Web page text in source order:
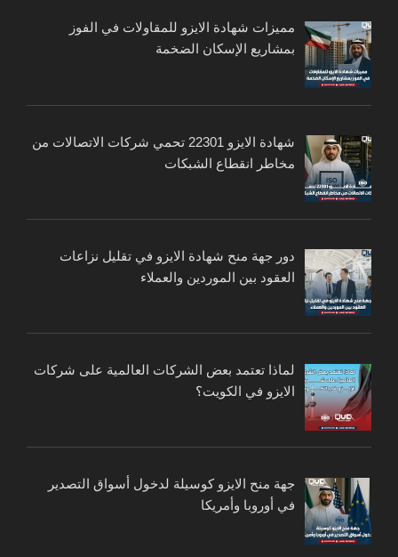
مميزات شهادة الايزو للمقاولات في الفوز
بمشاريع الإسكان الضخمة
شهادة الايزو 22301 تحمي شركات الاتصالات من
مخاطر انقطاع الشبكات
دور جهة منح شهادة الايزو في تقليل نزاعات
العقود بين الموردين والعملاء
لماذا تعتمد بعض الشركات العالمية على شركات
الايزو في الكويت؟
جهة منح الايزو كوسيلة لدخول أسواق التصدير
في أوروبا وأمريكا